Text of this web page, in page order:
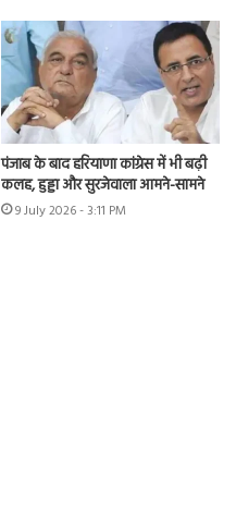
पंजाब के बाद हरियाणा कांग्रेस में भी बढ़ी
कलह, हुड्डा और सुरजेवाला आमने-सामने
9 July 2026 - 3:11 PM